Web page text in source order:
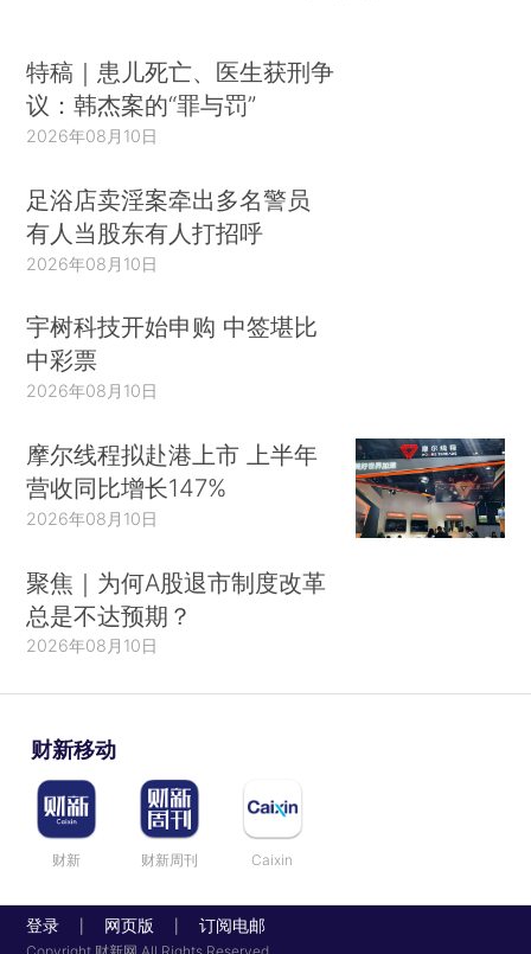
特稿｜患儿死亡、医生获刑争
议：韩杰案的“罪与罚”
2026年08月10日
足浴店卖淫案牵出多名警员
有人当股东有人打招呼
2026年08月10日
宇树科技开始申购 中签堪比
中彩票
2026年08月10日
摩尔线程拟赴港上市 上半年
营收同比增长147%
2026年08月10日
聚焦｜为何A股退市制度改革
总是不达预期？
2026年08月10日
财新移动
财新 财新周刊 Caixin
登录 网页版 订阅电邮